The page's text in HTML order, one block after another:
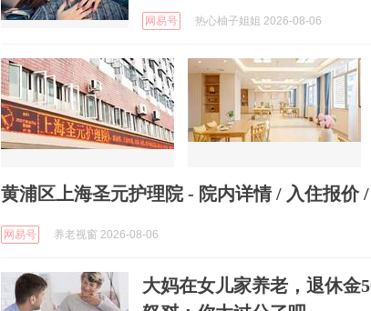
网易号 热心柚子姐姐 2026-08-06
黄浦区上海圣元护理院 - 院内详情 / 入住报价
网易号 养老视窗 2026-08-06
大妈在女儿家养老，退休金